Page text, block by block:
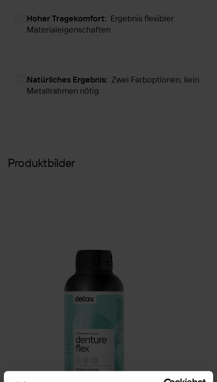
Hoher Tragekomfort: Ergebnis flexibler
Materialeigenschaften
Natürliches Ergebnis: Zwei Farboptionen, kein
Metallrahmen nötig
Produktbilder